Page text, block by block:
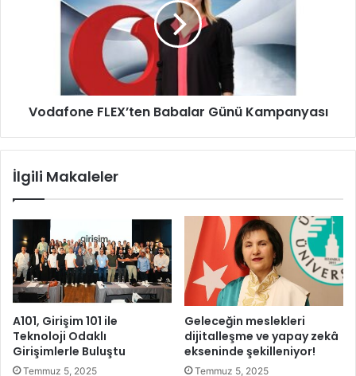
ı
t
e
i
z
b
a
l
r
G
Vodafone FLEX’ten Babalar Günü Kampanyası
İlgili Makaleler
A101, Girişim 101 ile
Teknoloji Odaklı
Girişimlerle Buluştu
Temmuz 5, 2025
Geleceğin meslekleri
dijitalleşme ve yapay zekâ
ekseninde şekilleniyor!
Temmuz 5, 2025